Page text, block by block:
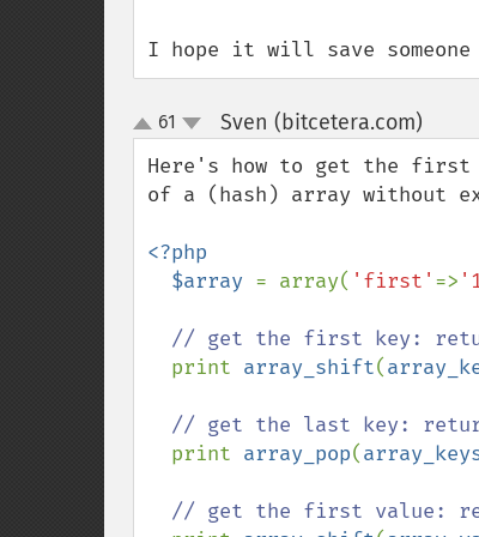
I hope it will save
up
down
61 Sven (bitcetera.com)
Here's how to get the
of a (hash) array without
<?php
  $array
= array( 'first' =>
// get the first key:
print array_shift(
// get the last key:
print array_pop(
// get the first value: